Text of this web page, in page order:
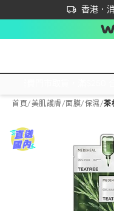
香港．
立即成
首次APP下單
首頁/美肌護膚/面膜/保濕/茶